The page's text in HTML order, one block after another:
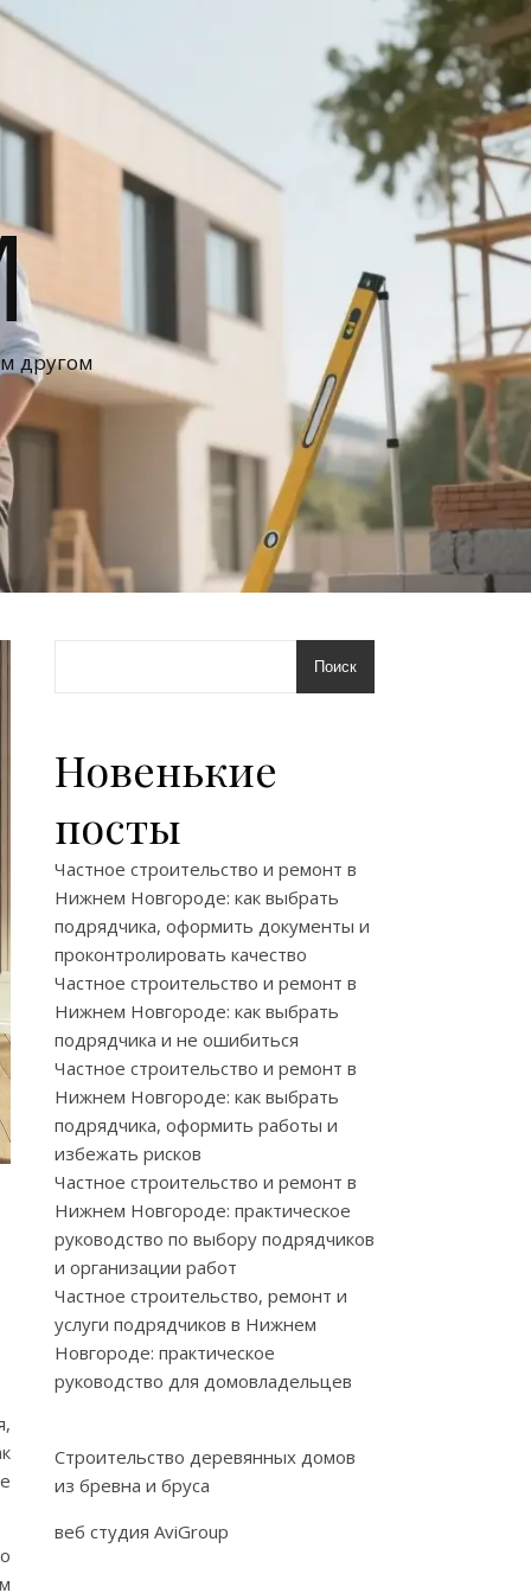
другом
Поиск
Новенькие
посты
Частное строительство и ремонт в
Нижнем Новгороде: как выбрать
подрядчика, оформить документы и
проконтролировать качество
Частное строительство и ремонт в
Нижнем Новгороде: как выбрать
подрядчика и не ошибиться
Частное строительство и ремонт в
Нижнем Новгороде: как выбрать
подрядчика, оформить работы и
избежать рисков
Частное строительство и ремонт в
Нижнем Новгороде: практическое
руководство по выбору подрядчиков
и организации работ
Частное строительство, ремонт и
услуги подрядчиков в Нижнем
Новгороде: практическое
руководство для домовладельцев
Строительство деревянных домов
из бревна и бруса
веб студия AviGroup